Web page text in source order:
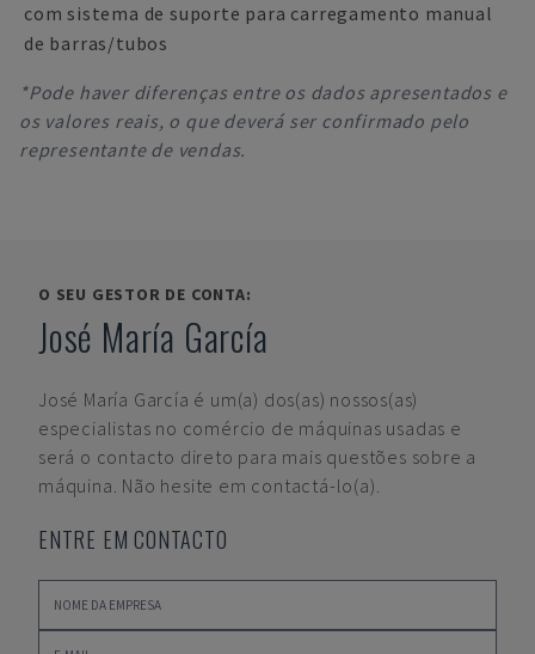
com sistema de suporte para carregamento manual
de barras/tubos
*Pode haver diferenças entre os dados apresentados e
os valores reais, o que deverá ser confirmado pelo
representante de vendas.
O SEU GESTOR DE CONTA:
José María García
José María García é um(a) dos(as) nossos(as)
especialistas no comércio de máquinas usadas e
será o contacto direto para mais questões sobre a
máquina. Não hesite em contactá-lo(a).
ENTRE EM CONTACTO